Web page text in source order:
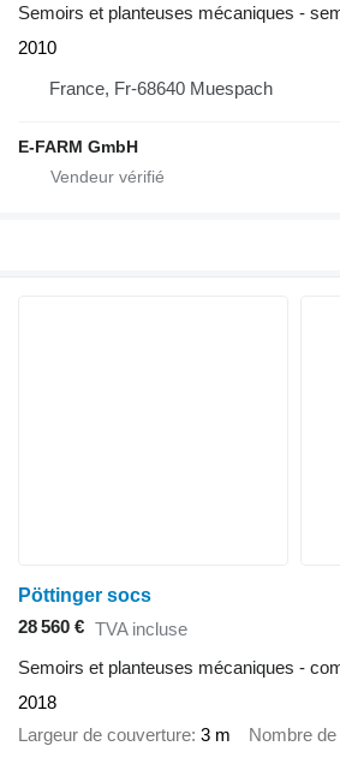
Semoirs et planteuses mécaniques -
2010
France, Fr-68640 Muespach
E-FARM GmbH
Pöttinger socs
28 560 € TVA incluse
Semoirs et planteuses mécaniques -
2018
Largeur de couverture 3 m Nombre